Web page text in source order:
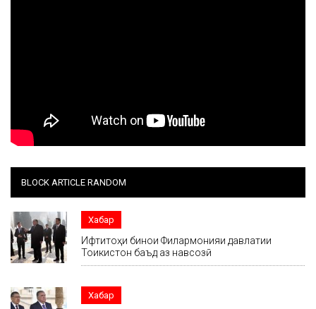
BLOCK ARTICLE RANDOM
Хабар
Ифтитоҳи бинои Филармонияи давлатии
Тоҷикистон баъд аз навсозӣ
Хабар